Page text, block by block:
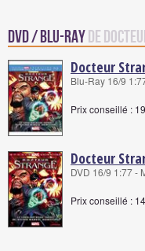
DVD / Blu-Rayde
Docteur
Blu-Ray 16/9
Prix conseillé :
Docteur
DVD 16/9 1:77 -
Prix conseillé :